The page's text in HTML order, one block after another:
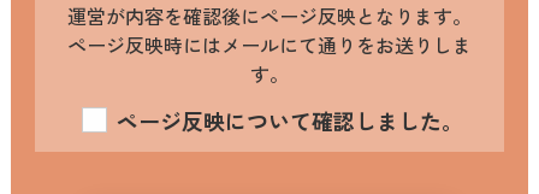
運営が内容を確認後にページ反映となります。
ページ反映時にはメールにて通りをお送りしま
す。
ページ反映について確認しました。